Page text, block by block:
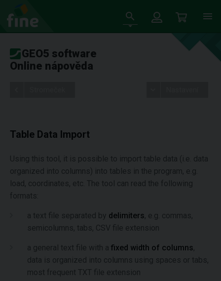
GEO5 software
Online nápověda
Table Data Import
Using this tool, it is possible to import table data (i.e. data
organized into columns) into tables in the program, e.g.
load, coordinates, etc. The tool can read the following
formats:
a text file separated by delimiters, e.g. commas,
semicolumns, tabs, CSV file extension
a general text file with a fixed width of columns,
data is organized into columns using spaces or tabs,
most frequent TXT file extension